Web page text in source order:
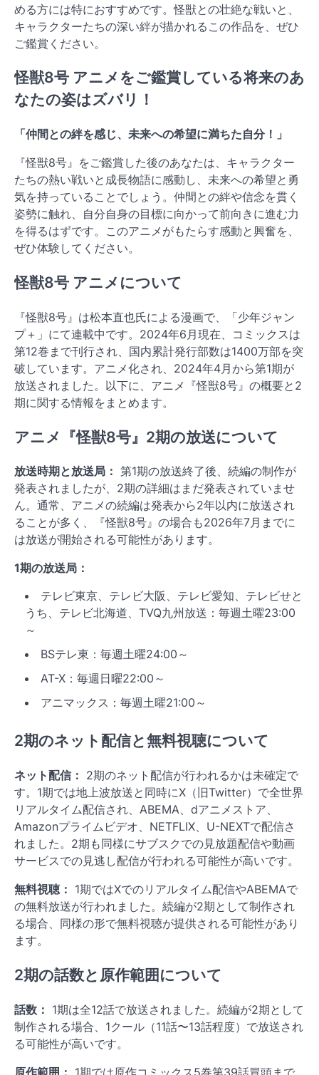
める方には特におすすめです。怪獣との壮絶な戦いと、
キャラクターたちの深い絆が描かれるこの作品を、ぜひ
ご鑑賞ください。
怪獣8号 アニメをご鑑賞している将来のあ
なたの姿はズバリ！
「仲間との絆を感じ、未来への希望に満ちた自分！」
『怪獣8号』をご鑑賞した後のあなたは、キャラクター
たちの熱い戦いと成長物語に感動し、未来への希望と勇
気を持っていることでしょう。仲間との絆や信念を貫く
姿勢に触れ、自分自身の目標に向かって前向きに進む力
を得るはずです。このアニメがもたらす感動と興奮を、
ぜひ体験してください。
怪獣8号 アニメについて
『怪獣8号』は松本直也氏による漫画で、「少年ジャン
プ＋」にて連載中です。2024年6月現在、コミックスは
第12巻まで刊行され、国内累計発行部数は1400万部を突
破しています。アニメ化され、2024年4月から第1期が
放送されました。以下に、アニメ『怪獣8号』の概要と2
期に関する情報をまとめます。
アニメ『怪獣8号』2期の放送について
放送時期と放送局： 第1期の放送終了後、続編の制作が
発表されましたが、2期の詳細はまだ発表されていませ
ん。通常、アニメの続編は発表から2年以内に放送され
ることが多く、『怪獣8号』の場合も2026年7月までに
は放送が開始される可能性があります。
1期の放送局：
テレビ東京、テレビ大阪、テレビ愛知、テレビせと
うち、テレビ北海道、TVQ九州放送：毎週土曜23:00
～
BSテレ東：毎週土曜24:00～
AT-X：毎週日曜22:00～
アニマックス：毎週土曜21:00～
2期のネット配信と無料視聴について
ネット配信： 2期のネット配信が行われるかは未確定で
す。1期では地上波放送と同時にX（旧Twitter）で全世界
リアルタイム配信され、ABEMA、dアニメストア、
Amazonプライムビデオ、NETFLIX、U-NEXTで配信さ
れました。2期も同様にサブスクでの見放題配信や動画
サービスでの見逃し配信が行われる可能性が高いです。
無料視聴： 1期ではXでのリアルタイム配信やABEMAで
の無料放送が行われました。続編が2期として制作され
る場合、同様の形で無料視聴が提供される可能性があり
ます。
2期の話数と原作範囲について
話数： 1期は全12話で放送されました。続編が2期として
制作される場合、1クール（11話〜13話程度）で放送され
る可能性が高いです。
原作範囲： 1期では原作コミックス5巻第39話冒頭まで